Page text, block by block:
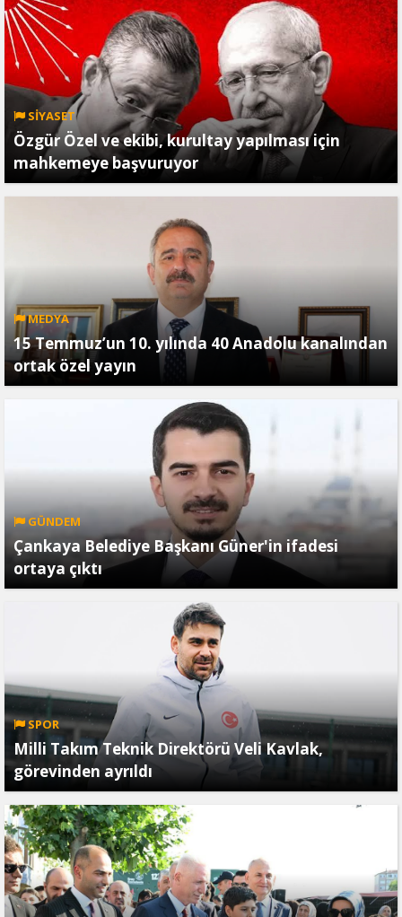
SİYASET
Özgür Özel ve ekibi, kurultay yapılması için
mahkemeye başvuruyor
MEDYA
15 Temmuz’un 10. yılında 40 Anadolu kanalından
ortak özel yayın
GÜNDEM
Çankaya Belediye Başkanı Güner'in ifadesi
ortaya çıktı
SPOR
Milli Takım Teknik Direktörü Veli Kavlak,
görevinden ayrıldı